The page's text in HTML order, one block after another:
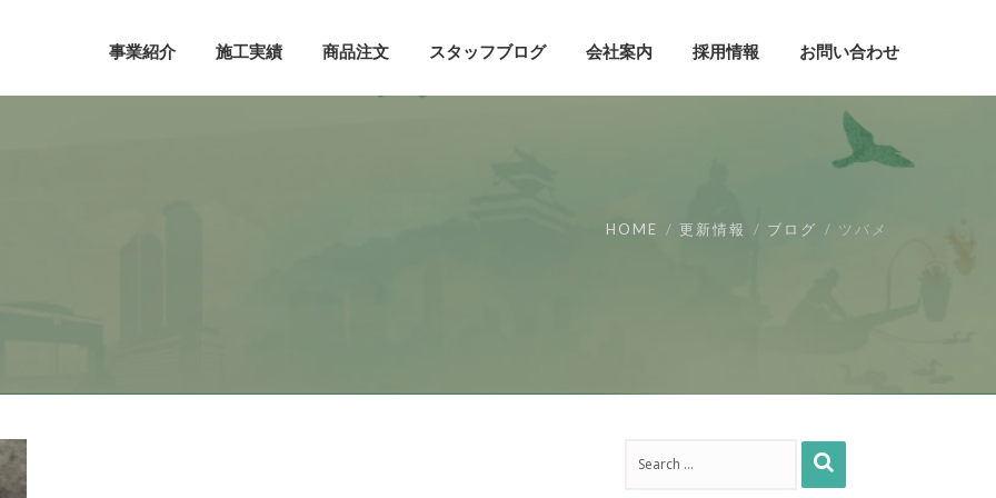
事業紹介 施工実績 商品注文 スタッフブログ 会社案内 採用情報 お問い合わせ
HOME 更新情報 ブログ ツバメ